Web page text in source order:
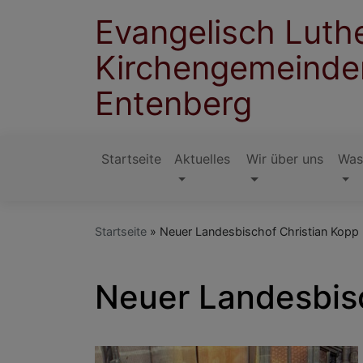
Evangelisch
Entenberg
Hauptnavigation
Startseite Aktuelles Wir über uns
Startseite Neuer Landesbischof Christian Kopp
Neuer